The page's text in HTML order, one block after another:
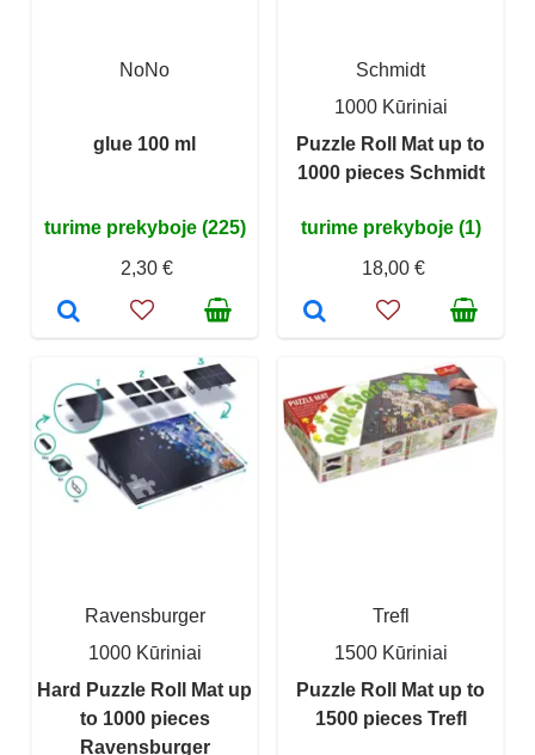
NoNo
glue 100 ml
turime prekyboje (225)
2,30 €
Schmidt
1000 Kūriniai
Puzzle Roll Mat up to
1000 pieces Schmidt
turime prekyboje (1)
18,00 €
Ravensburger
1000 Kūriniai
Hard Puzzle Roll Mat up
to 1000 pieces
Ravensburger
Trefl
1500 Kūriniai
Puzzle Roll Mat up to
1500 pieces Trefl